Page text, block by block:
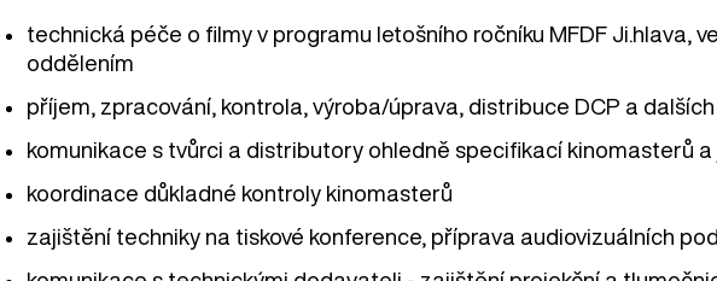
technická péče o filmy v programu letošního ročníku MFDF Ji.hlava,
oddělením
příjem, zpracování, kontrola, výroba/úprava, distribuce DCP a
komunikace s tvůrci a distributory ohledně specifikací kinomasterů
koordinace důkladné kontroly kinomasterů
zajištění techniky na tiskové konference, příprava audiovizuálních